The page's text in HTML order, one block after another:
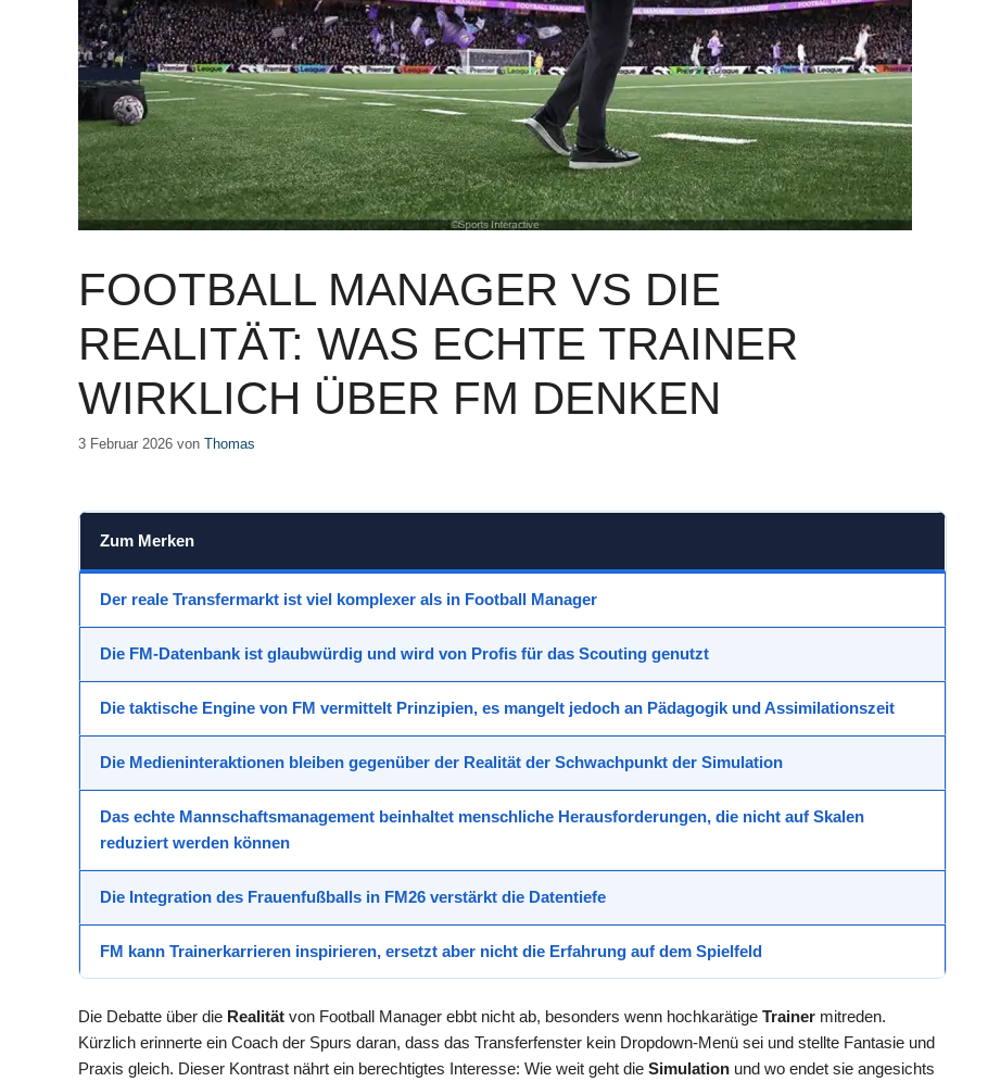
FOOTBALL MANAGER VS DIE
REALITÄT: WAS ECHTE TRAINER
WIRKLICH ÜBER FM DENKEN
3 Februar 2026 von Thomas
Zum Merken
Der reale Transfermarkt ist viel komplexer als in Football Manager
Die FM-Datenbank ist glaubwürdig und wird von Profis für das Scouting genutzt
Die taktische Engine von FM vermittelt Prinzipien, es mangelt jedoch an Pädagogik und Assimilationszeit
Die Medieninteraktionen bleiben gegenüber der Realität der Schwachpunkt der Simulation
Das echte Mannschaftsmanagement beinhaltet menschliche Herausforderungen, die nicht auf Skalen
reduziert werden können
Die Integration des Frauenfußballs in FM26 verstärkt die Datentiefe
FM kann Trainerkarrieren inspirieren, ersetzt aber nicht die Erfahrung auf dem Spielfeld
Die Debatte über die Realität von Football Manager ebbt nicht ab, besonders wenn hochkarätige Trainer mitreden.
Kürzlich erinnerte ein Coach der Spurs daran, dass das Transferfenster kein Dropdown-Menü sei und stellte Fantasie und
Praxis gleich. Dieser Kontrast nährt ein berechtigtes Interesse: Wie weit geht die Simulation und wo endet sie angesichts